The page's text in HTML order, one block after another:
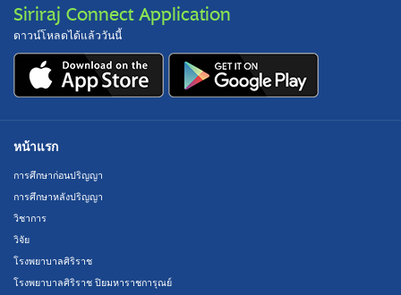
Siriraj Connect Application
ดาวน์โหลดได้แล้ววันนี้
หน้าแรก
การศึกษาก่อนปริญญา
การศึกษาหลังปริญญา
วิชาการ
วิจัย
โรงพยาบาลศิริราช
โรงพยาบาลศิริราช ปิยมหาราชการุณย์